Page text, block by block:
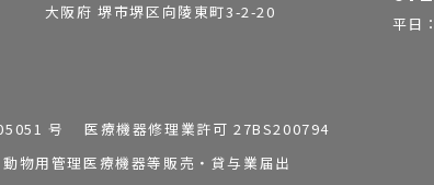
大阪府 堺市堺区向陵東町3-2-20
平日
号 医療機器修理業許可 27BS200794
用管理医療機器等販売・貸与業届出